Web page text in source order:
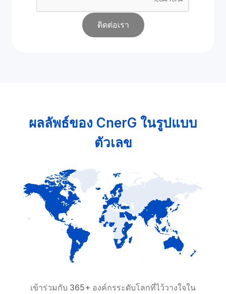
ติดต่อเรา
ผลลัพธ์ของ CnerG ในรูปแบบ
ตัวเลข
เข้าร่วมกับ 365+ องค์กรระดับโลกที่ไว้วางใจใน